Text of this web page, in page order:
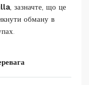
, зазначте, що це
обману в